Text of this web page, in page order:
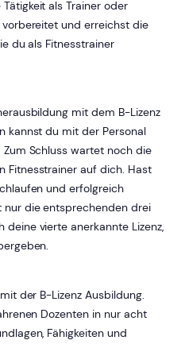
als Trainer oder
und erreichst die
du als Fitnesstrainer
mit dem B-Lizenz
kannst du mit der Personal
Schluss wartet noch die
Fitnesstrainer auf dich. Hast
und erfolgreich
die entsprechenden drei
deine vierte anerkannte Lizenz,
der B-Lizenz Ausbildung.
Dozenten in nur acht
Fähigkeiten und